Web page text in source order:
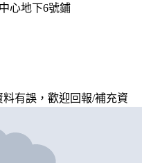
心地下6號鋪
有誤，歡迎回報/補充資